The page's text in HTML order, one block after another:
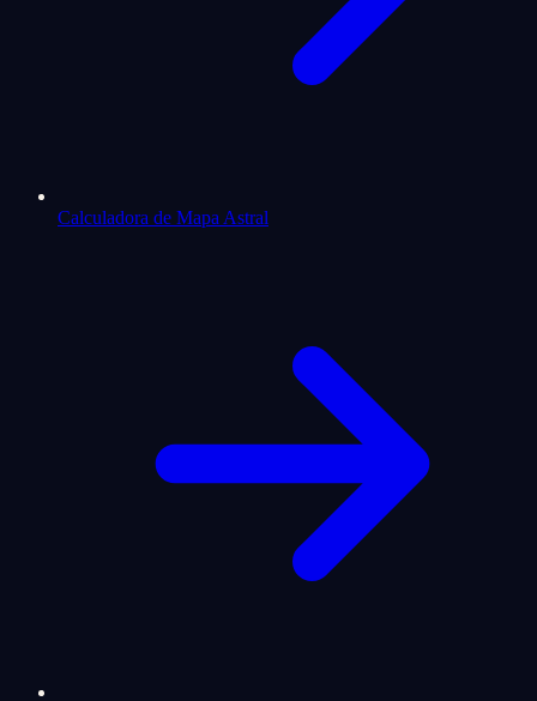
Calculadora de Mapa Astral